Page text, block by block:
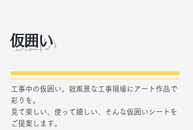
​仮囲い
工事中の仮囲い。殺風景な工事現場にアート作品で
彩りを。
​見て楽しい、使って嬉しい、そんな仮囲いシートを
ご提案します。